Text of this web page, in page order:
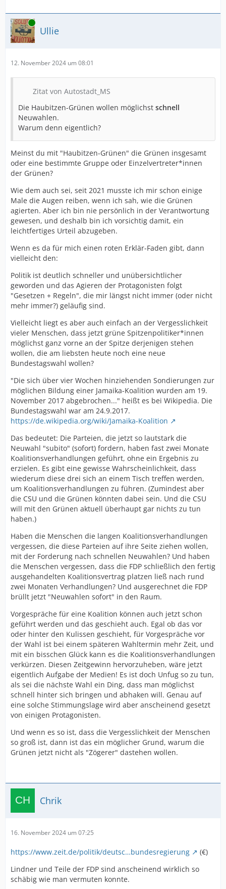
Online
Ullie
12. November 2024 um 08:01
Zitat von Autostadt_MS
Die Haubitzen-Grünen wollen möglichst schnell
Neuwahlen.
Warum denn eigentlich?
Meinst du mit "Haubitzen-Grünen" die Grünen insgesamt
oder eine bestimmte Gruppe oder Einzelvertreter*innen
der Grünen?
Wie dem auch sei, seit 2021 musste ich mir schon einige
Male die Augen reiben, wenn ich sah, wie die Grünen
agierten. Aber ich bin nie persönlich in der Verantwortung
gewesen, und deshalb bin ich vorsichtig damit, ein
leichtfertiges Urteil abzugeben.
Wenn es da für mich einen roten Erklär-Faden gibt, dann
vielleicht den:
Politik ist deutlich schneller und unübersichtlicher
geworden und das Agieren der Protagonisten folgt
"Gesetzen + Regeln", die mir längst nicht immer (oder nicht
mehr immer?) geläufig sind.
Vielleicht liegt es aber auch einfach an der Vergesslichkeit
vieler Menschen, dass jetzt grüne Spitzenpolitiker*innen
möglichst ganz vorne an der Spitze derjenigen stehen
wollen, die am liebsten heute noch eine neue
Bundestagswahl wollen?
"Die sich über vier Wochen hinziehenden Sondierungen zur
möglichen Bildung einer Jamaika-Koalition wurden am 19.
November 2017 abgebrochen..." heißt es bei Wikipedia. Die
Bundestagswahl war am 24.9.2017.
https://de.wikipedia.org/wiki/Jamaika-Koalition
Das bedeutet: Die Parteien, die jetzt so lautstark die
Neuwahl "subito" (sofort) fordern, haben fast zwei Monate
Koalitionsverhandlungen geführt, ohne ein Ergebnis zu
erzielen. Es gibt eine gewisse Wahrscheinlichkeit, dass
wiederum diese drei sich an einem Tisch treffen werden,
um Koalitionsverhandlungen zu führen. (Zumindest aber
die CSU und die Grünen könnten dabei sein. Und die CSU
will mit den Grünen aktuell überhaupt gar nichts zu tun
haben.)
Haben die Menschen die langen Koalitionsverhandlungen
vergessen, die diese Parteien auf ihre Seite ziehen wollen,
mit der Forderung nach schnellen Neuwahlen? Und haben
die Menschen vergessen, dass die FDP schließlich den fertig
ausgehandelten Koalitionsvertrag platzen ließ nach rund
zwei Monaten Verhandlungen? Und ausgerechnet die FDP
brüllt jetzt "Neuwahlen sofort" in den Raum.
Vorgespräche für eine Koalition können auch jetzt schon
geführt werden und das geschieht auch. Egal ob das vor
oder hinter den Kulissen geschieht, für Vorgespräche vor
der Wahl ist bei einem späteren Wahltermin mehr Zeit, und
mit ein bisschen Glück kann es die Koalitionsverhandlungen
verkürzen. Diesen Zeitgewinn hervorzuheben, wäre jetzt
eigentlich Aufgabe der Medien! Es ist doch Unfug so zu tun,
als sei die nächste Wahl ein Ding, dass man möglichst
schnell hinter sich bringen und abhaken will. Genau auf
eine solche Stimmungslage wird aber anscheinend gesetzt
von einigen Protagonisten.
Und wenn es so ist, dass die Vergesslichkeit der Menschen
so groß ist, dann ist das ein möglicher Grund, warum die
Grünen jetzt nicht als "Zögerer" dastehen wollen.
Chrik
16. November 2024 um 07:25
https://www.zeit.de/politik/deutsc…bundesregierung
(€)
Lindner und Teile der FDP sind anscheinend wirklich so
schäbig wie man vermuten konnte.